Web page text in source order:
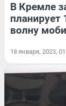
В Кремле
планирует
волну
18 января, 2023,